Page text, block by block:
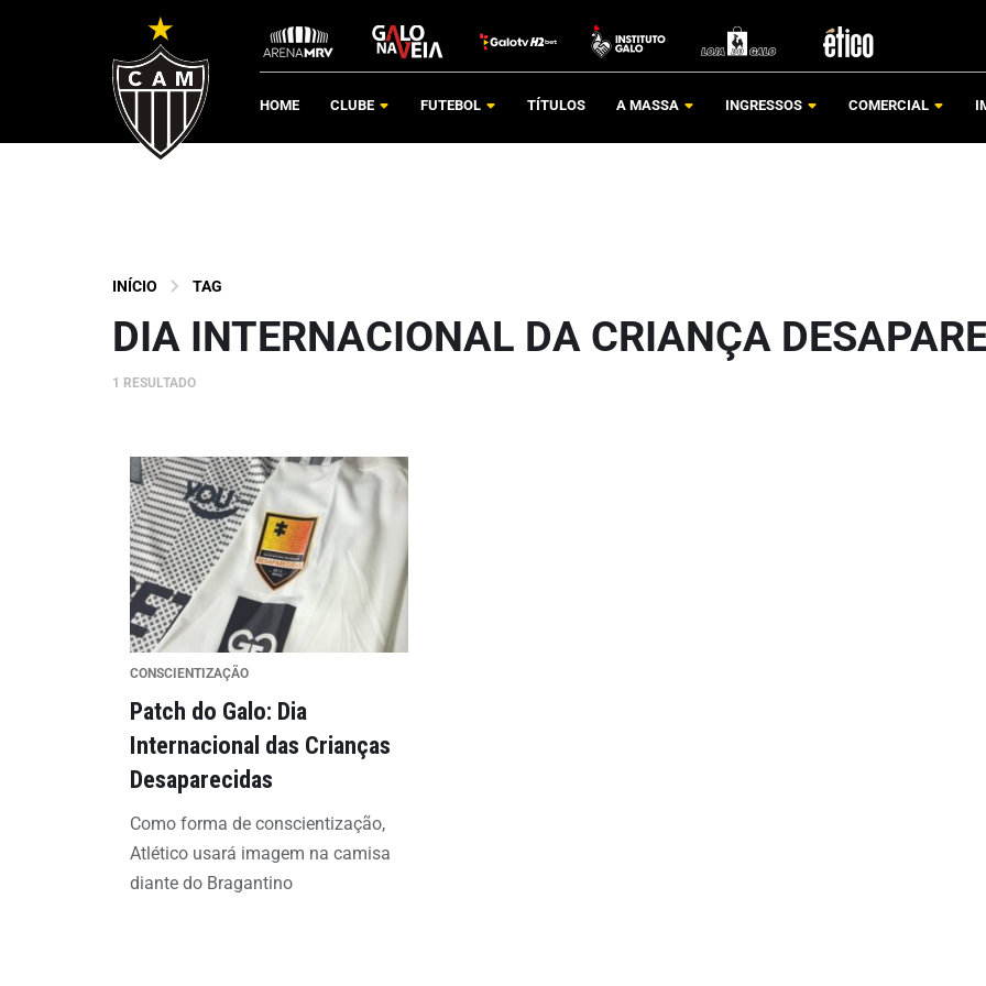
HOME CLUBE FUTEBOL TÍTULOS A MASSA INGRESSOS COMERCIAL
INÍCIO TAG
DIA INTERNACIONAL DA CRIANÇA
1 RESULTADO
CONSCIENTIZAÇÃO
Patch do Galo: Dia
Internacional das Crianças
Desaparecidas
Como forma de conscientização,
Atlético usará imagem na camisa
diante do Bragantino